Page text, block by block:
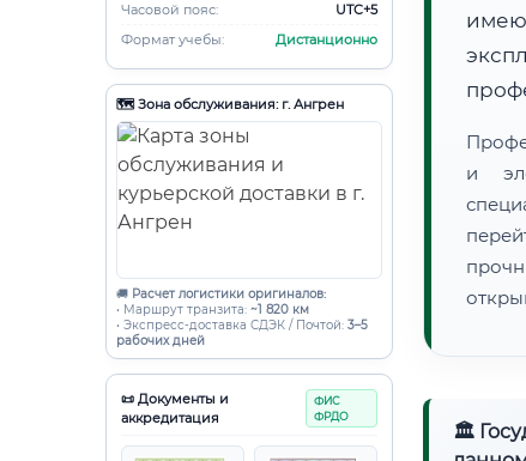
Часовой пояс:
UTC+5
Формат учебы:
Дистанционно
🗺️ Зона обслуживания: г. Ангрен
🚚 Расчет логистики оригиналов:
• Маршрут транзита: ~1 820 км
• Экспресс-доставка СДЭК / Почтой: 3–5
рабочих дней
📜 Документы и
аккредитация
ФИС
ФРДО
и
🏛